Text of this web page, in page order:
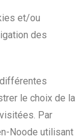
et/ou
des
le choix de la
Par
Noode utilisant